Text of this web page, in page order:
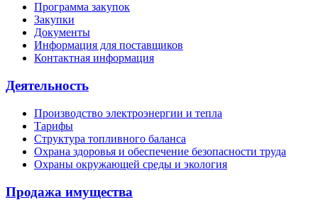
Программа закупок
Закупки
Документы
Информация для поставщиков
Контактная информация
Деятельность
Производство электроэнергии и тепла
Тарифы
Структура топливного баланса
Охрана здоровья и обеспечение безопасности труда
Охраны окружающей среды и экология
Продажа имущества